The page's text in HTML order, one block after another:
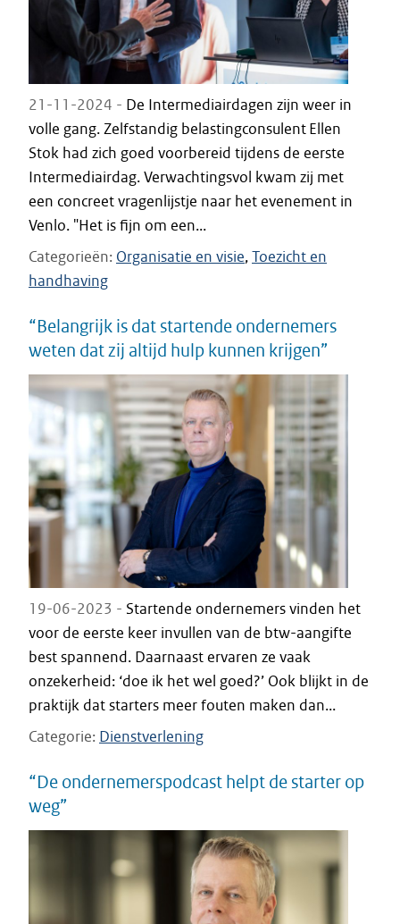
21-11-2024 - De Intermediairdagen zijn weer in
volle gang. Zelfstandig belastingconsulent Ellen
Stok had zich goed voorbereid tijdens de eerste
Intermediairdag. Verwachtingsvol kwam zij met
een concreet vragenlijstje naar het evenement in
Venlo. "Het is fijn om een...
Categorieën Organisatie en visie Toezicht en
handhaving
“Belangrijk is dat startende ondernemers
weten dat zij altijd hulp kunnen krijgen”
19-06-2023 - Startende ondernemers vinden het
voor de eerste keer invullen van de btw-aangifte
best spannend. Daarnaast ervaren ze vaak
onzekerheid: ‘doe ik het wel goed?’ Ook blijkt in de
praktijk dat starters meer fouten maken dan...
Categorie Dienstverlening
“De ondernemerspodcast helpt de starter op
weg”